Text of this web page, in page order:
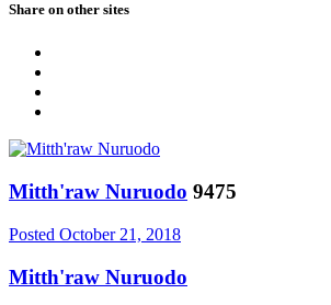
Share on other sites
Mitth'raw Nuruodo 9475
Posted October 21, 2018
Mitth'raw Nuruodo